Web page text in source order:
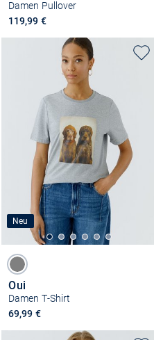
Damen Pullover
119,99 €
Neu
Oui
Damen T-Shirt
69,99 €